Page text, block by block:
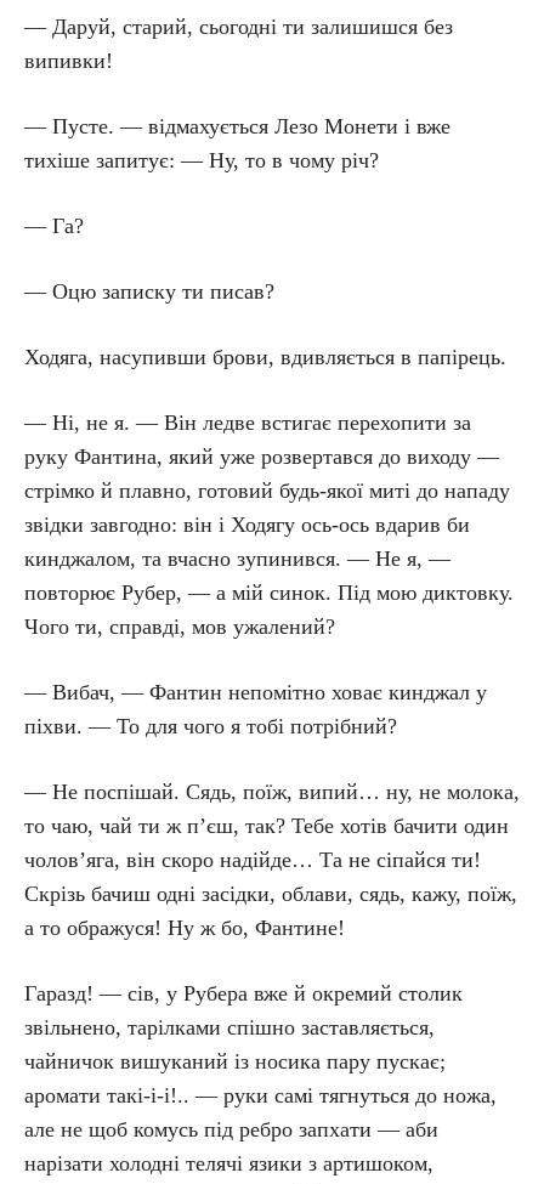
— Даруй, старий, сьогодні ти залишишся без
випивки!
— Пусте. — відмахується Лезо Монети і вже
тихіше запитує: — Ну, то в чому річ?
— Га?
— Оцю записку ти писав?
Ходяга, насупивши брови, вдивляється в папірець.
— Ні, не я. — Він ледве встигає перехопити за
руку Фантина, який уже розвертався до виходу —
стрімко й плавно, готовий будь-якої миті до нападу
звідки завгодно: він і Ходягу ось-ось вдарив би
кинджалом, та вчасно зупинився. — Не я, —
повторює Рубер, — а мій синок. Під мою диктовку.
Чого ти, справді, мов ужалений?
— Вибач, — Фантин непомітно ховає кинджал у
піхви. — То для чого я тобі потрібний?
— Не поспішай. Сядь, поїж, випий… ну, не молока,
то чаю, чай ти ж п’єш, так? Тебе хотів бачити один
чолов’яга, він скоро надійде… Та не сіпайся ти!
Скрізь бачиш одні засідки, облави, сядь, кажу, поїж,
а то ображуся! Ну ж бо, Фантине!
Гаразд! — сів, у Рубера вже й окремий столик
звільнено, тарілками спішно заставляється,
чайничок вишуканий із носика пару пускає;
аромати такі-і-і!.. — руки самі тягнуться до ножа,
але не щоб комусь під ребро запхати — аби
нарізати холодні телячі язики з артишоком,